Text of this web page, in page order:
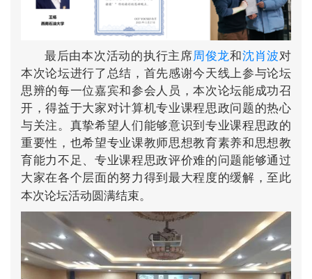
最后由本次活动的执行主席周俊龙和沈肖波对
本次论坛进行了总结，首先感谢今天线上参与论坛
思辨的每一位嘉宾和参会人员，本次论坛能成功召
开，得益于大家对计算机专业课程思政问题的热心
与关注。真挚希望人们能够意识到专业课程思政的
重要性，也希望专业课教师思想教育素养和思想教
育能力不足、专业课程思政评价难的问题能够通过
大家在各个层面的努力得到最大程度的缓解，至此
本次论坛活动圆满结束。